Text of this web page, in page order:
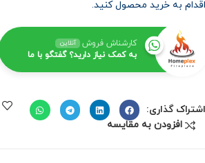
به خرید محصول کنید.
کارشناش فروش آنلاین
به کمک نیاز دارید؟ گفتگو با ما
گذاری:
افزودن به مقایسه